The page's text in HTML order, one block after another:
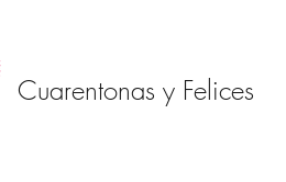
Cuarentonas y Felices